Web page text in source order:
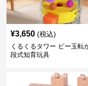
¥3,650 (税込)
くるくるタワー ビー玉転
段式知育玩具